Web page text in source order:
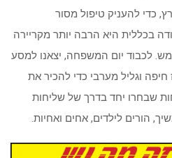
כדי להעניק טיפול מסור
בכללית היא הרבה יותר מקריירה
לכבוד יום המשפחה, יצאנו למסע
וגליל מערבי כדי להכיר את
שבחרו יחד בדרך של שליחות
הורים לילדים, אחים ואחיות.